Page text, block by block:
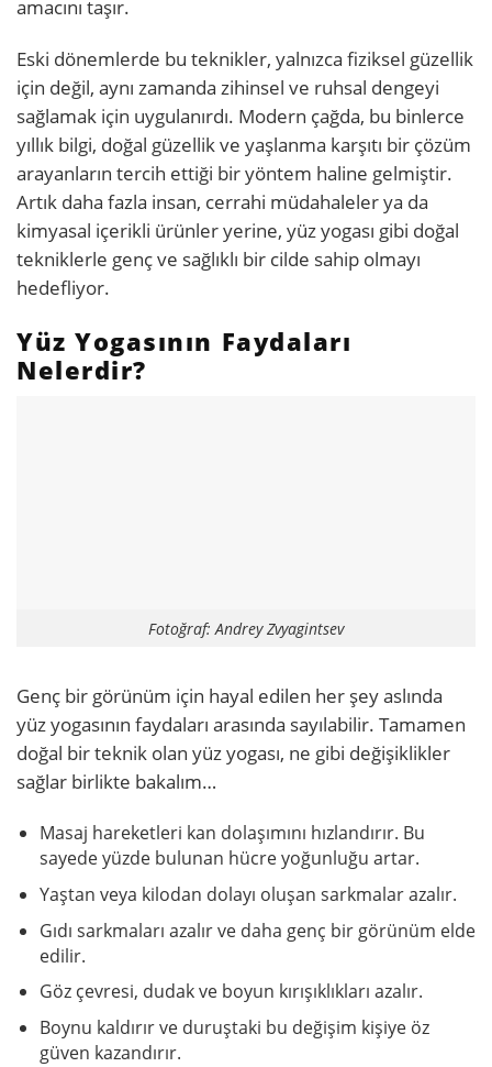
amacını taşır.
Eski dönemlerde bu teknikler, yalnızca fiziksel güzellik
için değil, aynı zamanda zihinsel ve ruhsal dengeyi
sağlamak için uygulanırdı. Modern çağda, bu binlerce
yıllık bilgi, doğal güzellik ve yaşlanma karşıtı bir çözüm
arayanların tercih ettiği bir yöntem haline gelmiştir.
Artık daha fazla insan, cerrahi müdahaleler ya da
kimyasal içerikli ürünler yerine, yüz yogası gibi doğal
tekniklerle genç ve sağlıklı bir cilde sahip olmayı
hedefliyor.
Yüz Yogasının Faydaları
Nelerdir?
Fotoğraf: Andrey Zvyagintsev
Genç bir görünüm için hayal edilen her şey aslında
yüz yogasının faydaları arasında sayılabilir. Tamamen
doğal bir teknik olan yüz yogası, ne gibi değişiklikler
sağlar birlikte bakalım…
Masaj hareketleri kan dolaşımını hızlandırır. Bu
sayede yüzde bulunan hücre yoğunluğu artar.
Yaştan veya kilodan dolayı oluşan sarkmalar azalır.
Gıdı sarkmaları azalır ve daha genç bir görünüm elde
edilir.
Göz çevresi, dudak ve boyun kırışıklıkları azalır.
Boynu kaldırır ve duruştaki bu değişim kişiye öz
güven kazandırır.